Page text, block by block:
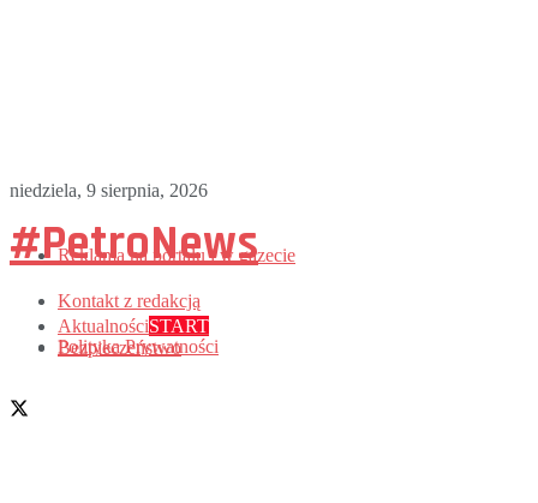
niedziela, 9 sierpnia, 2026
Reklama na portalu i w gazecie
Kontakt z redakcją
Polityka Prywatności
#PetroNews
AktualnościSTART
Bezpieczeństwo